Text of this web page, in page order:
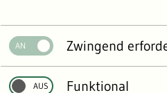
Das Umweltportal Baden-
Zwingend
Funktional